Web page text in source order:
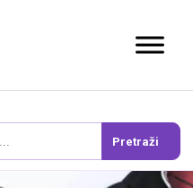
Pretraži